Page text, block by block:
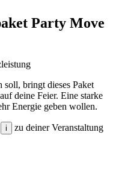
Party Move
soll, bringt dieses Paket
deine Feier. Eine starke
Energie geben wollen.
i
zu deiner Veranstaltung